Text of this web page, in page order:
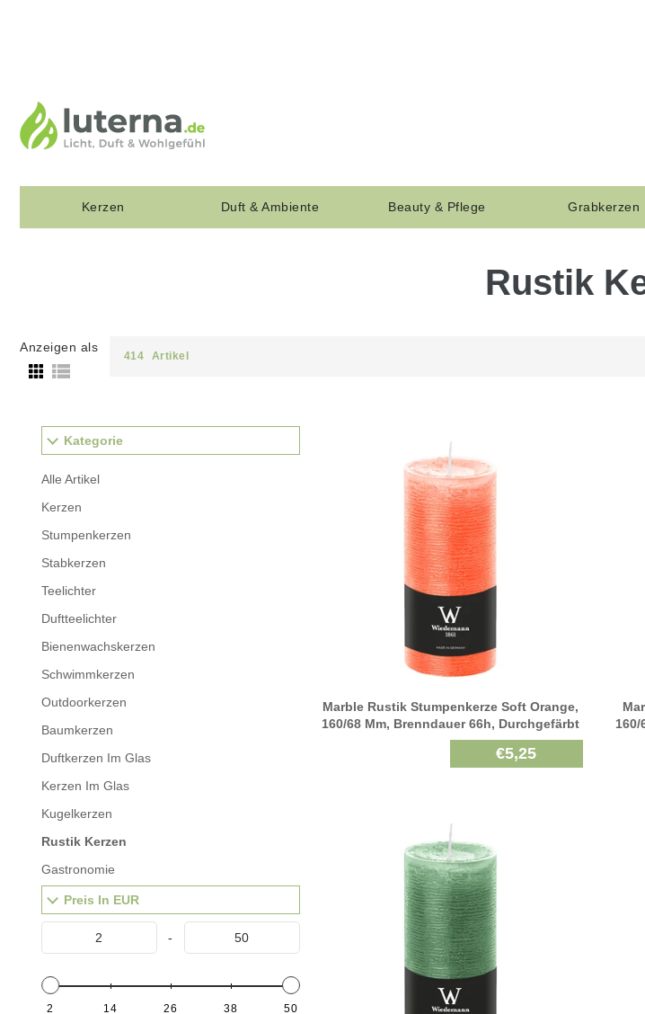
Kerzen Duft & Ambiente Beauty & Pflege Grabkerzen
Rustik
Anzeigen als
414 Artikel
Kategorie
Alle Artikel
Kerzen
Stumpenkerzen
Stabkerzen
Teelichter
Duftteelichter
Bienenwachskerzen
Schwimmkerzen
Outdoorkerzen
Baumkerzen
Duftkerzen Im Glas
Kerzen Im Glas
Kugelkerzen
Rustik Kerzen
Gastronomie
Preis In EUR
-
2 14 26 38 50
Marble Rustik Stumpenkerze Soft Orange,
160/68 Mm, Brenndauer 66h, Durchgefärbt
€5,25
160/